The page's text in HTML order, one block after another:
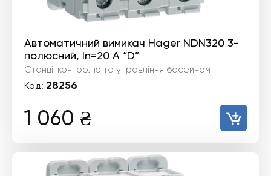
Автоматичний вимикач Hager NDN320 3-
полюсний, In=20 А “D”
Станції контролю та управління басейном
Код: 28256
1 060 ₴